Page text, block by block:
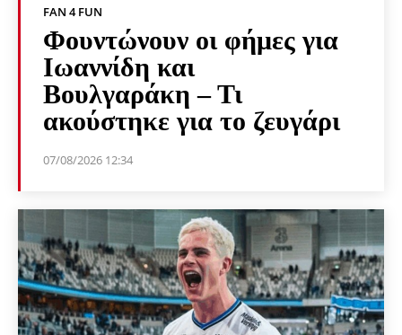
FAN 4 FUN
Φουντώνουν οι φήμες για
Ιωαννίδη και
Βουλγαράκη – Τι
ακούστηκε για το ζευγάρι
07/08/2026 12:34